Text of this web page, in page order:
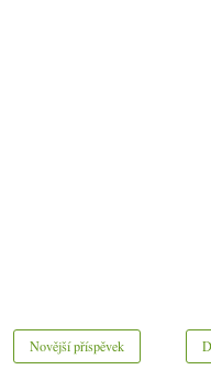
Novější příspěvek